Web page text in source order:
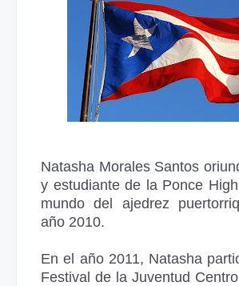
Natasha Morales Santos
y estudiante de la Ponce
mundo del ajedrez
año 2010.
En el año 2011, Natasha
Festival de la Juventud